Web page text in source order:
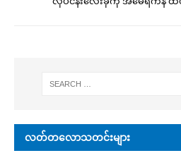
လတ်တလောသတင်းများ